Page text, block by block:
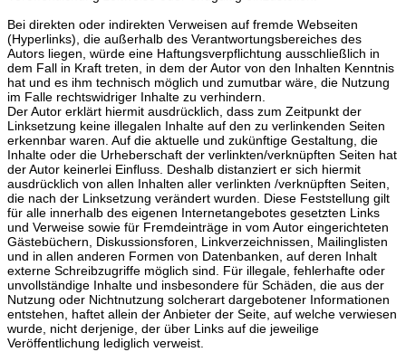
Bei direkten oder indirekten Verweisen auf fremde Webseiten
(Hyperlinks), die außerhalb des Verantwortungsbereiches des
Autors liegen, würde eine Haftungsverpflichtung ausschließlich in
dem Fall in Kraft treten, in dem der Autor von den Inhalten Kenntnis
hat und es ihm technisch möglich und zumutbar wäre, die Nutzung
im Falle rechtswidriger Inhalte zu verhindern.
Der Autor erklärt hiermit ausdrücklich, dass zum Zeitpunkt der
Linksetzung keine illegalen Inhalte auf den zu verlinkenden Seiten
erkennbar waren. Auf die aktuelle und zukünftige Gestaltung, die
Inhalte oder die Urheberschaft der verlinkten/verknüpften Seiten hat
der Autor keinerlei Einfluss. Deshalb distanziert er sich hiermit
ausdrücklich von allen Inhalten aller verlinkten /verknüpften Seiten,
die nach der Linksetzung verändert wurden. Diese Feststellung gilt
für alle innerhalb des eigenen Internetangebotes gesetzten Links
und Verweise sowie für Fremdeinträge in vom Autor eingerichteten
Gästebüchern, Diskussionsforen, Linkverzeichnissen, Mailinglisten
und in allen anderen Formen von Datenbanken, auf deren Inhalt
externe Schreibzugriffe möglich sind. Für illegale, fehlerhafte oder
unvollständige Inhalte und insbesondere für Schäden, die aus der
Nutzung oder Nichtnutzung solcherart dargebotener Informationen
entstehen, haftet allein der Anbieter der Seite, auf welche verwiesen
wurde, nicht derjenige, der über Links auf die jeweilige
Veröffentlichung lediglich verweist.